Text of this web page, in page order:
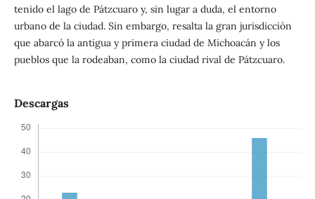
tenido el lago de Pátzcuaro y, sin lugar a duda, el entorno
urbano de la ciudad. Sin embargo, resalta la gran jurisdicción
que abarcó la antigua y primera ciudad de Michoacán y los
pueblos que la rodeaban, como la ciudad rival de Pátzcuaro.
Descargas